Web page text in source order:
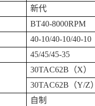
新代
BT40-8000RPM
40-10/40-10/40-10
45/45/45-35
30TAC62B （X）
30TAC62B （Y/Z）
自制